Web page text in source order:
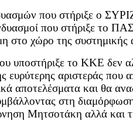
που στήριξε ο
που στήριξε το
στο χώρο της συστημικής
υποστήριξε το ΚΚΕ δεν
ευρύτερης αριστεράς που
αποτελέσματα και θα
στη
Μητσοτάκη αλλά και